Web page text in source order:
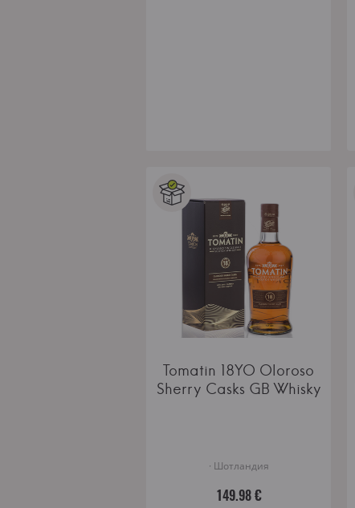
Tomatin 18YO Oloroso
Sherry Casks GB Whisky
· Шотландия
149.98 €